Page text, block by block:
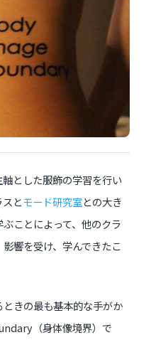
座・展覧会
展覧会
とした服飾の学習を行い
とモード研究室との大き
ことによって、他のクラ
響を受け、学んできたこ
ときの最も基本的な手がか
（身体像境界）で